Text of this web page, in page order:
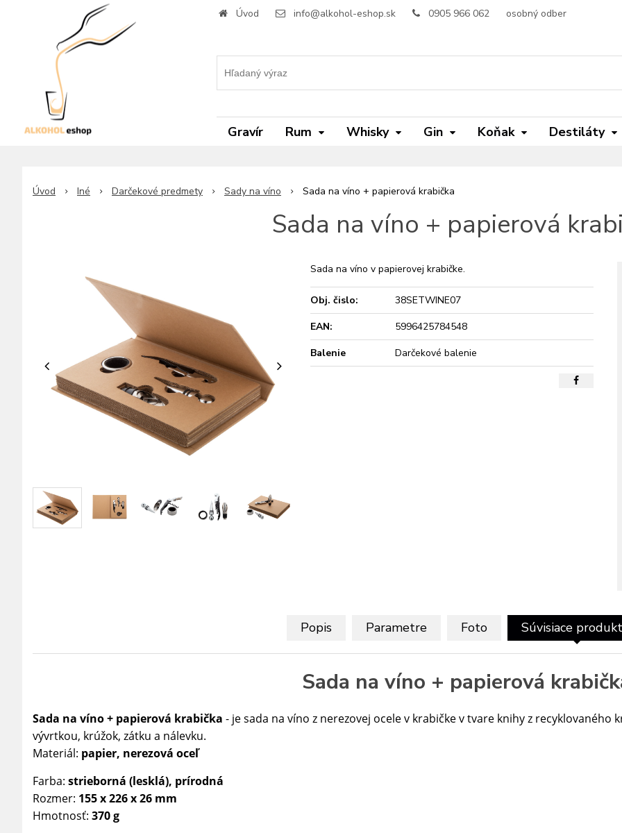
Úvod info@alkohol-eshop.sk 0905 966 062 osobný odber
Gravír Rum Whisky Gin Koňak Destiláty
Úvod Iné Darčekové predmety Sady na víno Sada na víno + papierová krabička
Sada na víno + papierová
Sada na víno v papierovej krabičke.
Obj. čislo:
38SETWINE07
EAN:
5996425784548
Balenie
Darčekové balenie
Popis Parametre Foto Súvisiace
Sada na víno + papierová
Sada na víno + papierová krabička - je sada na víno z nerezovej ocele v krabičke v tvare knihy z
vývrtkou, krúžok, zátku a nálevku.
Materiál: papier, nerezová oceľ
Farba: strieborná (lesklá), prírodná
Rozmer: 155 x 226 x 26 mm
Hmotnosť: 370 g